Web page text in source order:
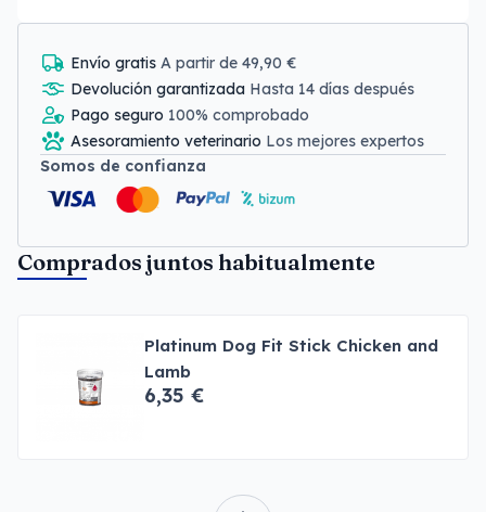
Envío gratis A partir de 49,90 €
Devolución garantizada Hasta 14 días después
Pago seguro 100% comprobado
Asesoramiento veterinario Los mejores expertos
Somos de confianza
Comprados juntos habitualmente
Platinum Dog Fit Stick Chicken and
Lamb
6,35 €